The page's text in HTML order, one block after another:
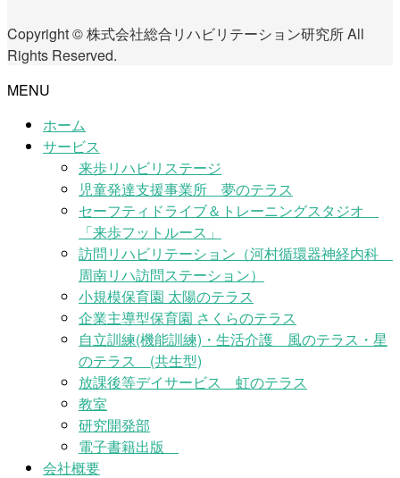
Copyright © 株式会社総合リハビリテーション研究所 All
Rights Reserved.
MENU
ホーム
サービス
来歩リハビリステージ
児童発達支援事業所 夢のテラス
セーフティドライブ＆トレーニングスタジオ
「来歩フットルース」
訪問リハビリテーション（河村循環器神経内科
周南リハ訪問ステーション）
小規模保育園 太陽のテラス
企業主導型保育園 さくらのテラス
自立訓練(機能訓練)・生活介護 風のテラス・星
のテラス (共生型)
放課後等デイサービス 虹のテラス
教室
研究開発部
電子書籍出版
会社概要